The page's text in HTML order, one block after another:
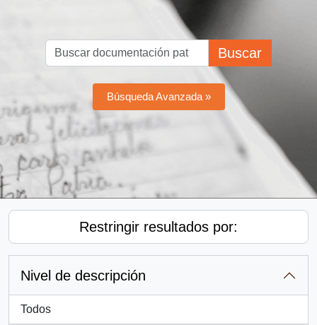
Buscar
Búsqueda Avanzada »
Restringir resultados por:
Nivel de descripción
Todos